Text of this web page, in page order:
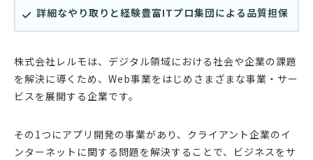
詳細なやり取りと経験豊富ITプロ集団による品質担保
株式会社レルモは、デジタル領域における社会や企業の課題
を解決に導くため、Web事業をはじめさまざまな事業・サー
ビスを展開する企業です。
その1つにアプリ開発の事業があり、クライアント企業のイ
ンターネットに関する問題を解決することで、ビジネスをサ